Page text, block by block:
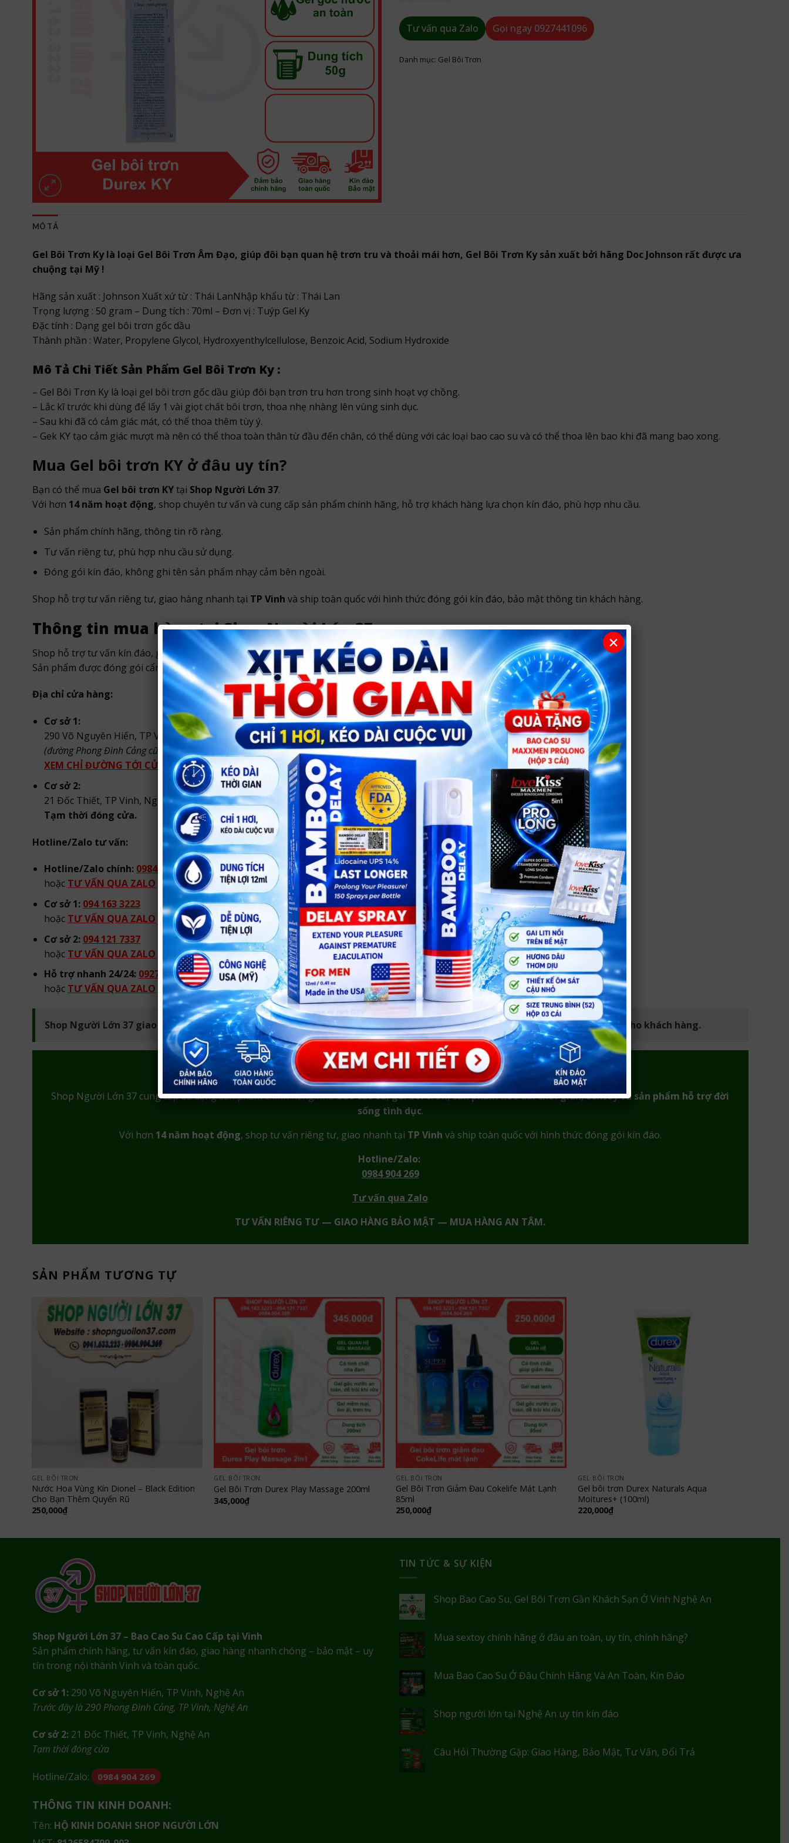
Tư vấn qua Zalo Gọi ngay 0927441096
Danh mục: Gel Bôi Trơn
MÔ TẢ
Gel Bôi Trơn Ky là loại Gel Bôi Trơn Âm Đạo, giúp đôi bạn quan hệ trơn tru và thoải mái hơn, Gel Bôi Trơn Ky sản xuất bởi hãng Doc Johnson rất được ưa
chuộng tại Mỹ !
Hãng sản xuất : Johnson Xuất xứ từ : Thái LanNhập khẩu từ : Thái Lan
Trọng lượng : 50 gram – Dung tích : 70ml – Đơn vị : Tuýp Gel Ky
Đặc tính : Dạng gel bôi trơn gốc dầu
Thành phần : Water, Propylene Glycol, Hydroxyenthylcellulose, Benzoic Acid, Sodium Hydroxide
Mô Tả Chi Tiết Sản Phẩm Gel Bôi Trơn Ky :
– Gel Bôi Trơn Ky là loại gel bôi trơn gốc dầu giúp đôi bạn trơn tru hơn trong sinh hoạt vợ chồng.
– Lắc kĩ trước khi dùng để lấy 1 vài giọt chất bôi trơn, thoa nhẹ nhàng lên vùng sinh dục.
– Sau khi đã có cảm giác mát, có thể thoa thêm tùy ý.
– Gek KY tạo cảm giác mượt mà nên có thể thoa toàn thân từ đầu đến chân, có thể dùng với các loại bao cao su và có thể thoa lên bao khi đã mang bao xong.
Mua Gel bôi trơn KY ở đâu uy tín?
Bạn có thể mua Gel bôi trơn KYtại Shop Người Lớn 37.
Với hơn 14 năm hoạt động, shop chuyên tư vấn và cung cấp sản phẩm chính hãng, hỗ trợ khách hàng lựa chọn kín đáo, phù hợp nhu cầu.
Sản phẩm chính hãng, thông tin rõ ràng.
Tư vấn riêng tư, phù hợp nhu cầu sử dụng.
Đóng gói kín đáo, không ghi tên sản phẩm nhạy cảm bên ngoài.
Shop hỗ trợ tư vấn riêng tư, giao hàng nhanh tại TP Vinh và ship toàn quốc với hình thức đóng gói kín đáo, bảo mật thông tin khách hàng.
Thông tin mua hàng tại Shop Người Lớn 37
Shop hỗ trợ tư vấn kín đáo, giao hàng nhanh trongnội thành Vinhvàship hàng toàn quốc
Sản phẩm được đóng gói cẩn thận, bảo mật thông tin khách hàng và không ghi tên sản phẩm nhạy cảm bên ngoài.
Địa chỉ cửa hàng:
Cơ sở 1:
290 Võ Nguyên Hiến, TP Vinh, Nghệ An
(đường Phong Đình Cảng cũ, TP. Vinh)
XEM CHỈ ĐƯỜNG TỚI CỬA HÀNG
Cơ sở 2:
21 Đốc Thiết, TP Vinh, Nghệ An.
Tạm thời đóng cửa.
Hotline/Zalo tư vấn:
Hotline/Zalo chính: 0984 904 269
hoặc TƯ VẤN QUA ZALO từ 08h00 đến 22h00 hàng ngày.
Cơ sở 1: 094 163 3223
hoặc TƯ VẤN QUA ZALO từ 08h00 đến 22h00 hàng ngày.
Cơ sở 2: 094 121 7337
hoặc TƯ VẤN QUA ZALO từ 08h00 đến 22h00 hàng ngày.
Hỗ trợ nhanh 24/24: 0927 441 096
hoặc TƯ VẤN QUA ZALO tư vấn 24/24
Shop Người Lớn 37 giao hàng kín đáo tại Vinh và toàn quốc, ưu tiên sự riêng tư, bảo mật và trải nghiệm mua hàng an toàn cho khách hàng.
CẦN TƯ VẤN KÍN ĐÁO?
Shop Người Lớn 37 cung cấp đa dạng sản phẩm chính hãng nhưbao cao su, gel bôi trơn, sản phẩm kéo dài thời gian, sextoy và sản phẩm hỗ trợ đời
sống tình dục.
Với hơn 14 năm hoạt động, shop tư vấn riêng tư, giao nhanh tại TP Vinh và ship toàn quốc với hình thức đóng gói kín đáo.
Hotline/Zalo:
0984 904 269
Tư vấn qua Zalo
TƯ VẤN RIÊNG TƯ — GIAO HÀNG BẢO MẬT — MUA HÀNG AN TÂM.
SẢN PHẨM TƯƠNG TỰ
GEL BÔI TRƠN
Nước Hoa Vùng Kín Dionel – Black Edition
Cho Bạn Thêm Quyến Rũ
250,000₫
GEL BÔI TRƠN
Gel Bôi Trơn Durex Play Massage 200ml
345,000₫
GEL BÔI TRƠN
Gel Bôi Trơn Giảm Đau Cokelife Mát Lạnh
85ml
250,000₫
GEL BÔI TRƠN
Gel bôi trơn Durex Naturals Aqua
Moitures+ (100ml)
220,000₫
Shop Người Lớn 37 – Bao Cao Su Cao Cấp tại Vinh
Sản phẩm chính hãng, tư vấn kín đáo, giao hàng nhanh chóng – bảo mật – uy
tín trong nội thành Vinh và toàn quốc.
Cơ sở 1:290 Võ Nguyên Hiến, TP Vinh, Nghệ An
Trước đây là 290 Phong Đình Cảng, TP Vinh, Nghệ An
Cơ sở 2:21 Đốc Thiết, TP Vinh, Nghệ An
Tạm thời đóng cửa
Hotline/Zalo: 0984 904 269
THÔNG TIN KINH DOANH:
Tên: HỘ KINH DOANH SHOP NGƯỜI LỚN
TIN TỨC & SỰ KIỆN
Shop Bao Cao Su, Gel Bôi Trơn Gần Khách Sạn Ở Vinh Nghệ An
Mua sextoy chính hãng ở đâu an toàn, uy tín, chính hãng?
Mua Bao Cao Su Ở Đâu Chính Hãng Và An Toàn, Kín Đáo
Shop người lớn tại Nghệ An uy tín kín đáo
Câu Hỏi Thường Gặp: Giao Hàng, Bảo Mật, Tư Vấn, Đổi Trả
×